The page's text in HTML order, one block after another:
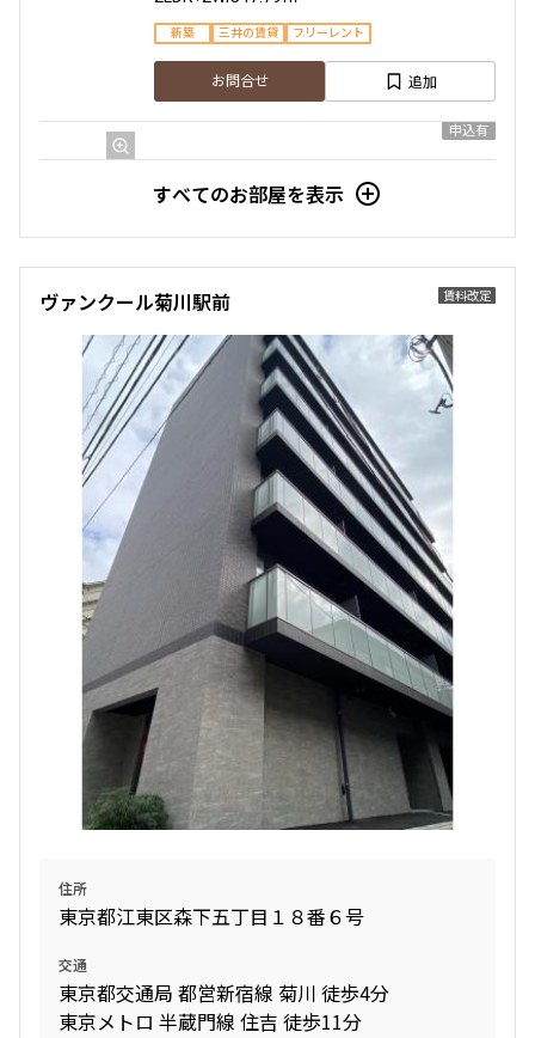
新築 三井の賃貸 フリーレント
お問合せ 追加
申込有
4階４０６
184,000円15,000円
1.0ヶ月
2LDK+2WIC 45.04㎡
新築 三井の賃貸 フリーレント
お問合せ
すべてのお部屋を表示
賃料改定
ヴァンクール菊川駅前
住所
東京都江東区森下五丁目１８番６号
交通
東京都交通局 都営新宿線 菊川 徒歩4分
東京メトロ 半蔵門線 住吉 徒歩11分